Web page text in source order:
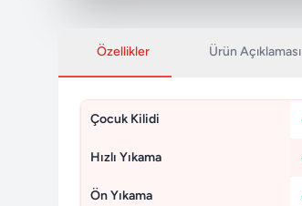
Özellikler Ürün Açıklaması
Çocuk Kilidi
Hızlı Yıkama
Ön Yıkama